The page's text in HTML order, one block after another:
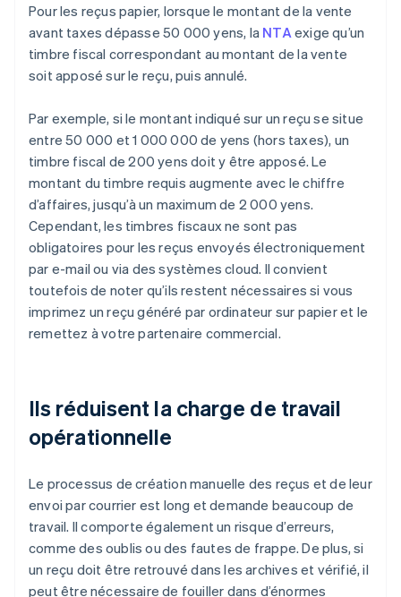
Pour les reçus papier, lorsque le montant de la vente
avant taxes dépasse 50 000 yens, la NTAexige qu’un
timbre fiscal correspondant au montant de la vente
soit apposé sur le reçu, puis annulé.
Par exemple, si le montant indiqué sur un reçu se situe
entre 50 000 et 1 000 000 de yens (hors taxes), un
timbre fiscal de 200 yens doit y être apposé. Le
montant du timbre requis augmente avec le chiffre
d’affaires, jusqu’à un maximum de 2 000 yens.
Cependant, les timbres fiscaux ne sont pas
obligatoires pour les reçus envoyés électroniquement
par e-mail ou via des systèmes cloud. Il convient
toutefois de noter qu’ils restent nécessaires si vous
imprimez un reçu généré par ordinateur sur papier et le
remettez à votre partenaire commercial.
Ils réduisent la charge de travail
opérationnelle
Le processus de création manuelle des reçus et de leur
envoi par courrier est long et demande beaucoup de
travail. Il comporte également un risque d’erreurs,
comme des oublis ou des fautes de frappe. De plus, si
un reçu doit être retrouvé dans les archives et vérifié, il
peut être nécessaire de fouiller dans d’énormes